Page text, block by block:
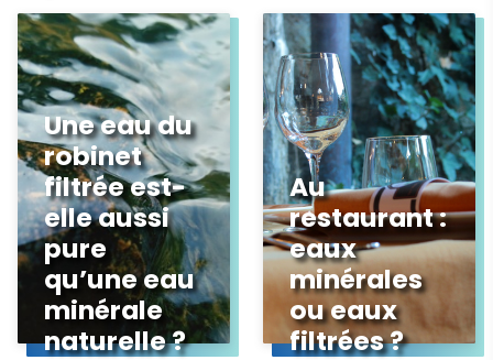
Une eau du
robinet
filtrée est-
elle aussi
pure
qu’une eau
minérale
naturelle ?
Au
restaurant :
eaux
minérales
ou eaux
filtrées ?